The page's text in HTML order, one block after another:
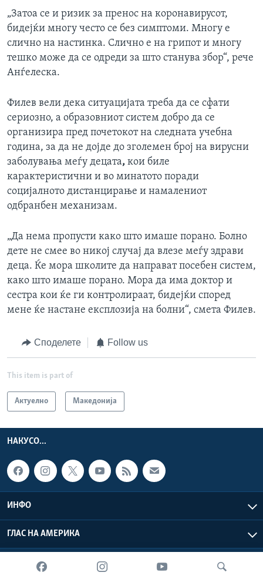
„Затоа се и ризик за пренос на коронавирусот,
бидејќи многу често се без симптоми. Многу е
слично на настинка. Слично е на грипот и многу
тешко може да се одреди за што станува збор“, рече
Анѓелеска.
Филев вели дека ситуацијата треба да се сфати
сериозно, а образовниот систем добро да се
организира пред почетокот на следната учебна
година, за да не дојде до зголемен број на вирусни
заболувања меѓу децата, кои биле
карактеристични и во минатото поради
социјалното дистанцирање и намалениот
одбранбен механизам.
„Да нема пропусти како што имаше порано. Болно
дете не смее во никој случај да влезе меѓу здрави
деца. Ќе мора школите да направат посебен систем,
како што имаше порано. Мора да има доктор и
сестра кои ќе ги контролираат, бидејќи според
мене ќе настане експлозија на болни“, смета Филев.
Споделете Follow us
This item is part of
Актуелно Македонија
НАКУСО...
ИНФО
ГЛАС НА АМЕРИКА
Глас на Америка © 2026 VOA, Inc. Сите права задржани.